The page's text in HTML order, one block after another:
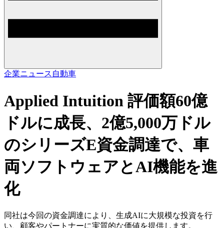
企業ニュース 自動車
Applied Intuition 評価額60億
ドルに成長、2億5,000万ドル
のシリーズE資金調達で、車
両ソフトウェアとAI機能を進
化
同社は今回の資金調達により、生成AIに大規模な投資を行
い、顧客やパートナーに実質的な価値を提供します。